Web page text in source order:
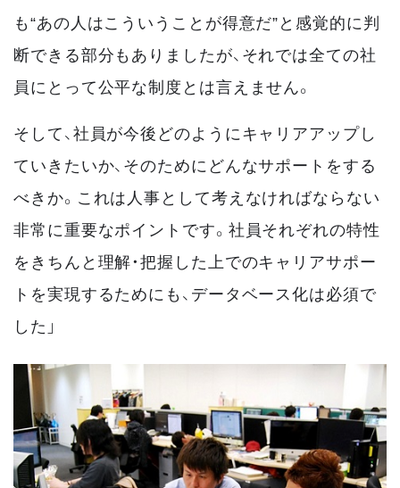
も“あの人はこういうことが得意だ”と感覚的に判
断できる部分もありましたが、それでは全ての社
員にとって公平な制度とは言えません。
そして、社員が今後どのようにキャリアアップし
ていきたいか、そのためにどんなサポートをする
べきか。これは人事として考えなければならない
非常に重要なポイントです。社員それぞれの特性
をきちんと理解・把握した上でのキャリアサポー
トを実現するためにも、データベース化は必須で
した」